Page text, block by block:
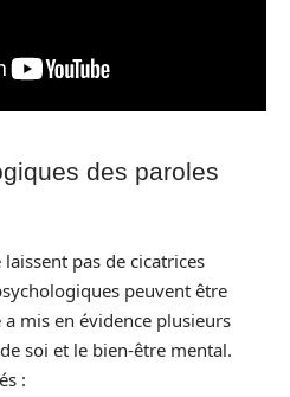
des paroles
pas de cicatrices
peuvent être
mis en évidence plusieurs
soi et le bien-être mental.
: